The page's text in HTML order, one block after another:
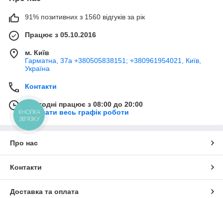
91% позитивних з 1560 відгуків за рік
Працює з 05.10.2016
м. Київ
Гарматна, 37а +380505838151; +380961954021, Київ,
Україна
Контакти
Сьогодні працює з 08:00 до 20:00
Показати весь графік роботи
Про нас
Контакти
Доставка та оплата
КНОПКА
ЗВ'ЯЗКУ